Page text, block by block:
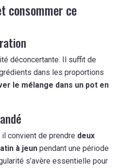
consommer ce
déconcertante. Il suffit de
dans les proportions
le mélange dans un pot en
convient de prendre deux
à jeun pendant une période
s’avère essentielle pour